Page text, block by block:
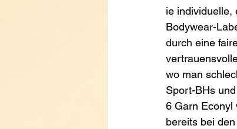
ie individuelle,
Bodywear-
durch eine
wo man
Sport-BHs
6 Garn Econyl
bereits bei